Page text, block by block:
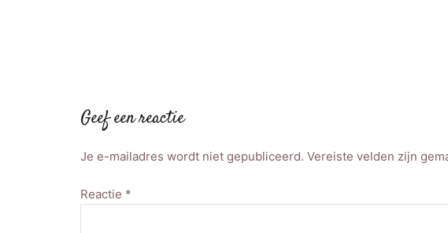
Geef een reactie
Je e-mailadres wordt niet gepubliceerd. Vereiste velden zijn
Reactie *